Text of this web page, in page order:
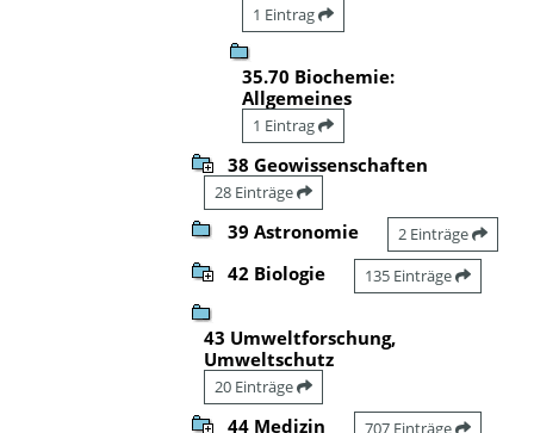
1 Eintrag
35.70 Biochemie:
Allgemeines
1 Eintrag
38 Geowissenschaften
28 Einträge
39 Astronomie 2 Einträge
42 Biologie 135 Einträge
43 Umweltforschung,
Umweltschutz
20 Einträge
44 Medizin 707 Einträge